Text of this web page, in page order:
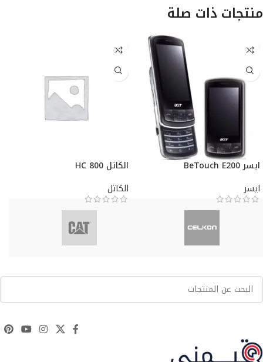
منتجات ذات صلة
ايسر BeTouch E200
ايسر
الكاتل HC 800
الكاتل